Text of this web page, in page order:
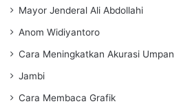
Mayor Jenderal Ali Abdollahi
Anom Widiyantoro
Cara Meningkatkan Akurasi Umpan
Jambi
Cara Membaca Grafik